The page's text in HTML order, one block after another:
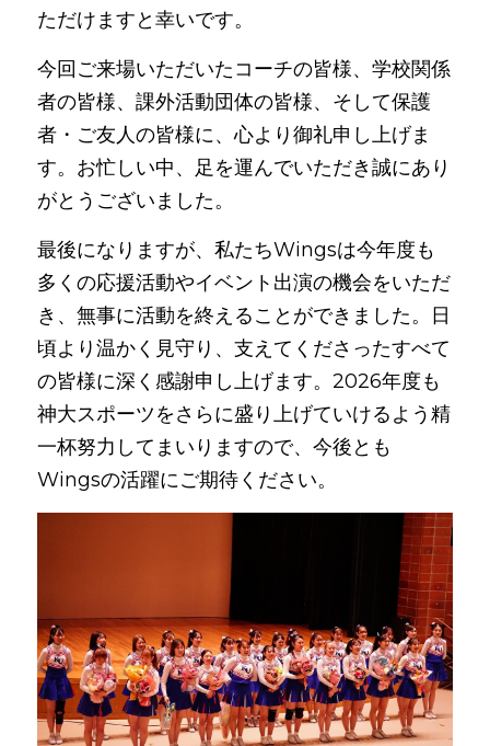
ただけますと幸いです。
今回ご来場いただいたコーチの皆様、学校関係
者の皆様、課外活動団体の皆様、そして保護
者・ご友人の皆様に、心より御礼申し上げま
す。お忙しい中、足を運んでいただき誠にあり
がとうございました。
最後になりますが、私たちWingsは今年度も
多くの応援活動やイベント出演の機会をいただ
き、無事に活動を終えることができました。日
頃より温かく見守り、支えてくださったすべて
の皆様に深く感謝申し上げます。2026年度も
神大スポーツをさらに盛り上げていけるよう精
一杯努力してまいりますので、今後とも
Wingsの活躍にご期待ください。